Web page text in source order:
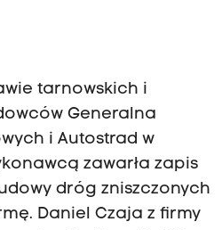
tarnowskich i
Generalna
i Autostrad w
zawarła zapis
dróg zniszczonych
Daniel Czaja z firmy